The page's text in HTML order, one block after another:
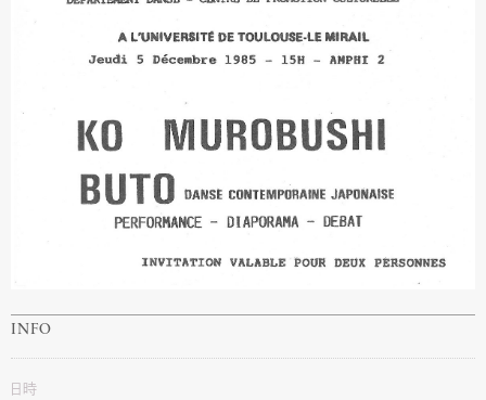
INFO
日時